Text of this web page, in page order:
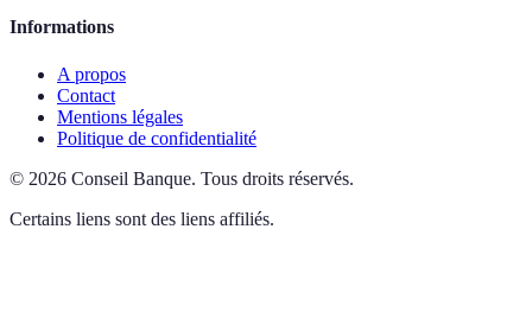
Informations
A propos
Contact
Mentions légales
Politique de confidentialité
© 2026 Conseil Banque. Tous droits réservés.
Certains liens sont des liens affiliés.